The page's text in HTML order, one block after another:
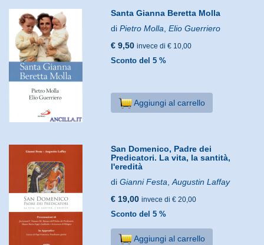
Santa Gianna Beretta Molla
diPietro Molla ,Elio Guerriero
€ 9,50 invece di € 10,00
Sconto del 5 %
Aggiungi al carrello
San Domenico, Padre dei
Predicatori. La vita, la santità,
l'eredità
diGianni Festa ,Augustin Laffay
€ 19,00 invece di € 20,00
Sconto del 5 %
Aggiungi al carrello